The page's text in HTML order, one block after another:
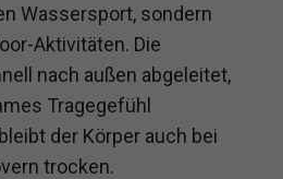
Wassersport, sondern
Aktivitäten. Die
nach außen abgeleitet,
Tragegefühl
der Körper auch bei
trocken.